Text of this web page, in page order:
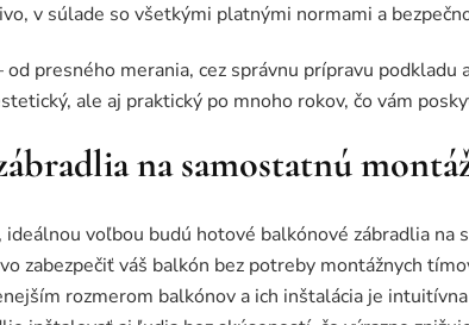
v súlade so všetkými platnými normami a
presného merania, cez správnu prípravu podkladu
ale aj praktický po mnoho rokov, čo vám
na samostatnú
voľbou budú hotové balkónové zábradlia na
zabezpečiť váš balkón bez potreby montážnych
rozmerom balkónov a ich inštalácia je